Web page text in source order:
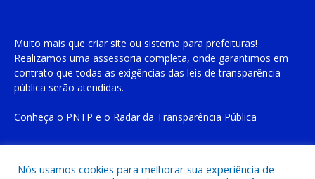
Muito mais que criar site ou sistema para prefeituras!
Realizamos uma assessoria completa, onde garantimos em
contrato que todas as exigências das leis de transparência
pública serão atendidas.
Conheça o PNTP e o Radar da Transparência Pública
Nós usamos cookies para melhorar sua experiência de